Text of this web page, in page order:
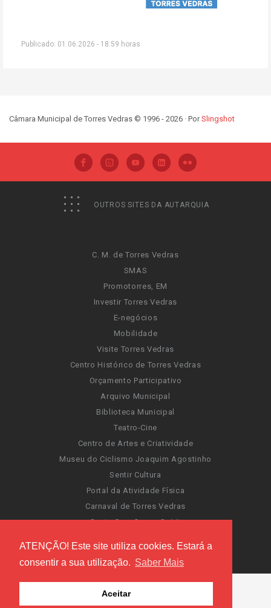
ATENÇÃO! Este site utiliza cookies. Estará a
consentir a sua utilização. Saber Mais
Aceitar
Publicado: 01.06.2026 - 18:59 horas
Câmara Municipal de Torres Vedras © 1996 - 2026 · PorSlingshot
OUTROS SITES DA AUTARQUIA
C. M. de Torres Vedras
SMAS
Promotorres, EM
Investir Torres Vedras
E-negócios
Mobilidade
Visite Torres Vedras
Centro Histórico de Torres Vedras
Orçamento Participativo
Arquivo Municipal
Biblioteca Municipal
Teatro-Cine
Centro de Artes e Criatividade
Museu do Ciclismo Joaquim Agostinho
Sentir Cultura
Portal da Atividade Física
Carnaval de Torres Vedras
Santa Cruz Ocean Spirit